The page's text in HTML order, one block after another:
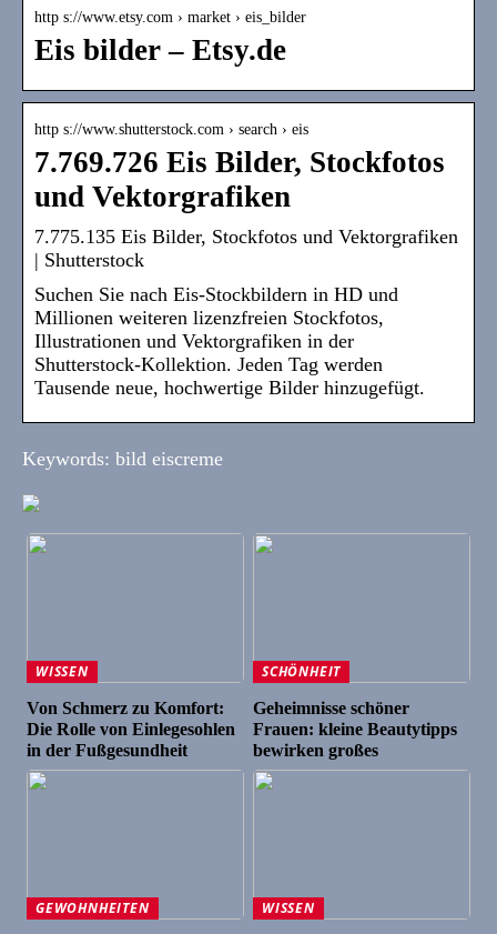
http s://www.etsy.com › market › eis_bilder
Eis bilder – Etsy.de
http s://www.shutterstock.com › search › eis
7.769.726 Eis Bilder, Stockfotos
und Vektorgrafiken
7.775.135 Eis Bilder, Stockfotos und Vektorgrafiken
| Shutterstock
Suchen Sie nach Eis-Stockbildern in HD und
Millionen weiteren lizenzfreien Stockfotos,
Illustrationen und Vektorgrafiken in der
Shutterstock-Kollektion. Jeden Tag werden
Tausende neue, hochwertige Bilder hinzugefügt.
Keywords: bild eiscreme
WISSEN
Von Schmerz zu Komfort:
Die Rolle von Einlegesohlen
in der Fußgesundheit
SCHÖNHEIT
Geheimnisse schöner
Frauen: kleine Beautytipps
bewirken großes
GEWOHNHEITEN
WISSEN